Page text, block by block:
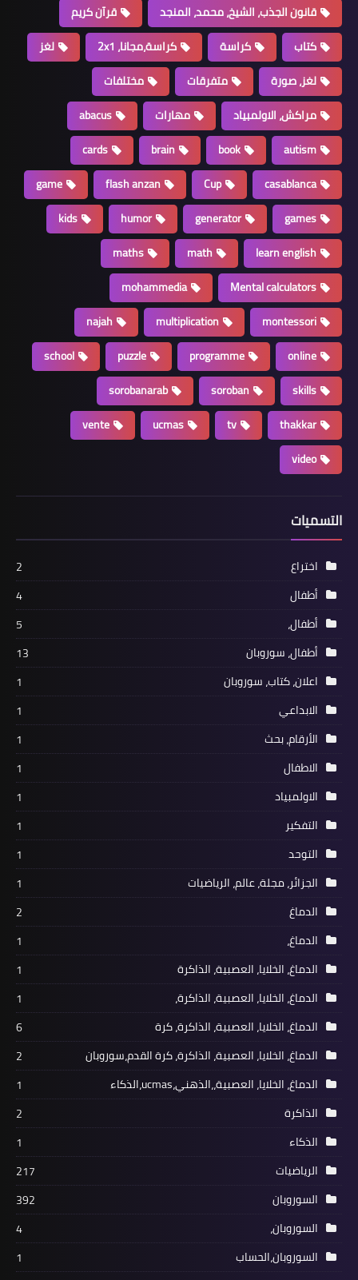
قانون الجذب، الشيخ، محمد، المنجد
قرآن كريم
كتاب
كراسة كراسة،مجانا، 2x1
لغز
لغز، صورة
متفرقات
مختلفات
مراكش، الاولمبياد
مهارات
abacus
autism
book
brain
cards
casablanca
Cup
flash anzan
game
games
generator
humor
kids
learn english
math
maths
Mental calculators
mohammedia
montessori
multiplication
najah
online
programme
puzzle
school
skills
soroban
sorobanarab
thakkar
tv
ucmas
vente
video
التسميات
اختراع
2
أطفال
4
أطفال،
5
أطفال، سوروبان
13
اعلان، كتاب، سوروبان
1
الابداعي
1
الأرقام، بحث
1
الاطفال
1
الاولمبياد
1
التفكير
1
التوحد
1
الجزائر، مجلة، عالم، الرياضيات
1
الدماغ
2
الدماغ،
1
الدماغ، الخلايا، العصبية، الذاكرة
1
الدماغ، الخلايا، العصبية، الذاكرة،
1
الدماغ، الخلايا، العصبية، الذاكرة، كرة
6
الدماغ، الخلايا، العصبية، الذاكرة، كرة القدم،سوروبان
2
الدماغ، الخلايا، العصبية،،الذهني،ucmas،الذكاء
1
الذاكرة
2
الذكاء
1
الرياضيات
217
السوروبان
392
السوروبان،
4
السوروبان،الحساب
1